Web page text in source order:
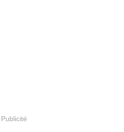
Publicité